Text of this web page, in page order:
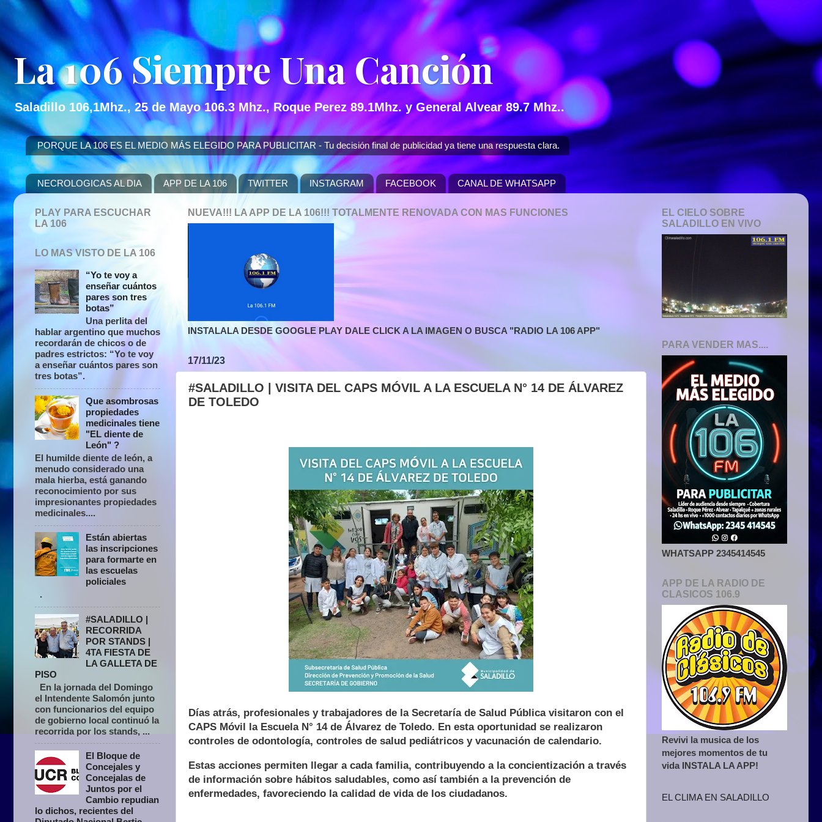
La 106 Siempre Una Canción
Saladillo 106,1Mhz., 25 de Mayo 106.3 Mhz., Roque Perez 89.1Mhz. y General Alvear 89.7 Mhz..
PORQUE LA 106 ES EL MEDIO MÁS ELEGIDO PARA PUBLICITAR - Tu decisión final de publicidad ya tiene una respuesta clara.
NECROLOGICAS AL DIA APP DE LA 106 TWITTER INSTAGRAM FACEBOOK CANAL DE WHATSAPP
NUEVA!!! LA APP DE LA 106!!! TOTALMENTE RENOVADA CON MAS FUNCIONES
INSTALALA DESDE GOOGLE PLAY DALE CLICK A LA IMAGEN O BUSCA "RADIO LA 106 APP"
17/11/23
#SALADILLO | VISITA DEL CAPS MÓVIL A LA ESCUELA N° 14 DE ÁLVAREZ
DE TOLEDO
Días atrás, profesionales y trabajadores de la Secretaría de Salud Pública visitaron con el
CAPS Móvil la Escuela N° 14 de Álvarez de Toledo. En esta oportunidad se realizaron
controles de odontología, controles de salud pediátricos y vacunación de calendario.
Estas acciones permiten llegar a cada familia, contribuyendo a la concientización a través
de información sobre hábitos saludables, como así también a la prevención de
enfermedades, favoreciendo la calidad de vida de los ciudadanos.
PLAY PARA ESCUCHAR
LA 106
LO MAS VISTO DE LA 106
“Yo te voy a
enseñar cuántos
pares son tres
botas”
Una perlita del
hablar argentino que muchos
recordarán de chicos o de
padres estrictos: “Yo te voy
a enseñar cuántos pares son
tres botas”.
Que asombrosas
propiedades
medicinales tiene
"EL diente de
León" ?
El humilde diente de león, a
menudo considerado una
mala hierba, está ganando
reconocimiento por sus
impresionantes propiedades
medicinales....
Están abiertas
las inscripciones
para formarte en
las escuelas
policiales
.
#SALADILLO |
RECORRIDA
POR STANDS |
4TA FIESTA DE
LA GALLETA DE
PISO
En la jornada del Domingo
el Intendente Salomón junto
con funcionarios del equipo
de gobierno local continuó la
recorrida por los stands, ...
El Bloque de
Concejales y
Concejalas de
Juntos por el
Cambio repudian
lo dichos, recientes del
EL CIELO SOBRE
SALADILLO EN VIVO
PARA VENDER MAS....
WHATSAPP 2345414545
APP DE LA RADIO DE
CLASICOS 106.9
Revivi la musica de los
mejores momentos de tu
vida INSTALA LA APP!
EL CLIMA EN SALADILLO